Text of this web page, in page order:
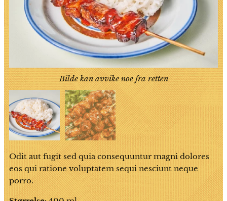
Bilde kan avvike noe fra retten
grillspyd av svin/Pork skeewers
Odit aut fugit sed quia consequuntur magni dolores
eos qui ratione voluptatem sequi nesciunt neque
porro.